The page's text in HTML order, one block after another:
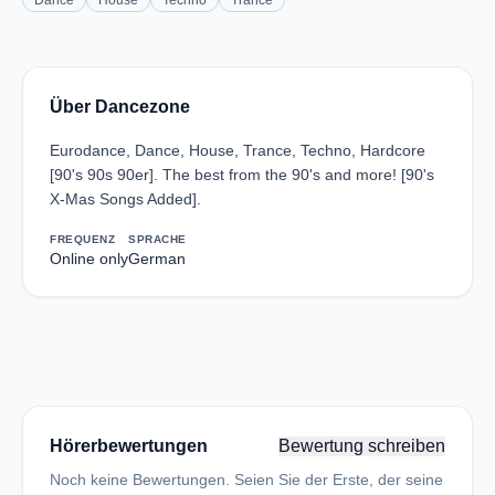
Über Dancezone
Eurodance, Dance, House, Trance, Techno, Hardcore
[90's 90s 90er]. The best from the 90's and more! [90's
X-Mas Songs Added].
FREQUENZ
Online only
SPRACHE
German
Hörerbewertungen Bewertung schreiben
Noch keine Bewertungen. Seien Sie der Erste, der seine